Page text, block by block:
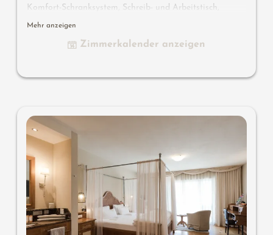
Komfort-Schranksystem, Schreib- und Arbeitstisch,
Dolby-Surround-TV mit DVD, Small-Bar mit Wein-,
Relax-Dusche für 2, Romantik-Badewanne, Nobel-
Mehr anzeigen
Zimmerkalender anzeigen